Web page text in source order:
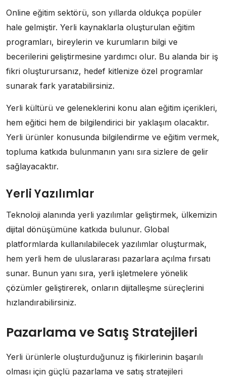
Online eğitim sektörü, son yıllarda oldukça popüler
hale gelmiştir. Yerli kaynaklarla oluşturulan eğitim
programları, bireylerin ve kurumların bilgi ve
becerilerini geliştirmesine yardımcı olur. Bu alanda bir iş
fikri oluşturursanız, hedef kitlenize özel programlar
sunarak fark yaratabilirsiniz.
Yerli kültürü ve geleneklerini konu alan eğitim içerikleri,
hem eğitici hem de bilgilendirici bir yaklaşım olacaktır.
Yerli ürünler konusunda bilgilendirme ve eğitim vermek,
topluma katkıda bulunmanın yanı sıra sizlere de gelir
sağlayacaktır.
Yerli Yazılımlar
Teknoloji alanında yerli yazılımlar geliştirmek, ülkemizin
dijital dönüşümüne katkıda bulunur. Global
platformlarda kullanılabilecek yazılımlar oluşturmak,
hem yerli hem de uluslararası pazarlara açılma fırsatı
sunar. Bunun yanı sıra, yerli işletmelere yönelik
çözümler geliştirerek, onların dijitalleşme süreçlerini
hızlandırabilirsiniz.
Pazarlama ve Satış Stratejileri
Yerli ürünlerle oluşturduğunuz iş fikirlerinin başarılı
olması için güçlü pazarlama ve satış stratejileri